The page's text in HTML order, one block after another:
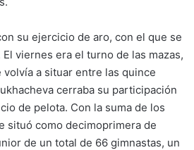
su ejercicio de aro, con el que se
El viernes era el turno de las mazas,
a situar entre las quince
cerraba su participación
de pelota. Con la suma de los
situó como decimoprimera de
de un total de 66 gimnastas, un